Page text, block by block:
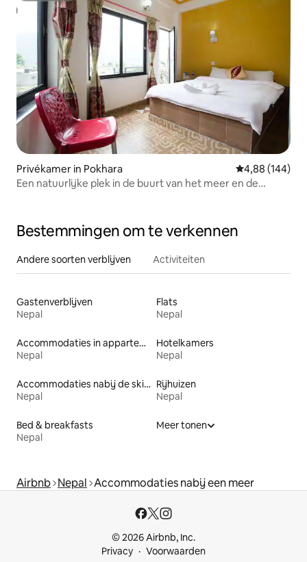
Privékamer in Pokhara Gemiddelde
4,88 (144)
Een natuurlijke plek in de buurt van het meer en de
Bestemmingen om te verkennen
Andere soorten verblijven Activiteiten
Gastenverblijven
Nepal
Flats
Nepal
Accommodaties in appartementen met diensten
Nepal
Hotelkamers
Nepal
Accommodaties nabij de skipiste
Nepal
Rijhuizen
Nepal
Bed & breakfasts
Nepal
Meer tonen
Airbnb Nepal Accommodaties nabij een meer
© 2026 Airbnb, Inc.
Privacy
Voorwaarden